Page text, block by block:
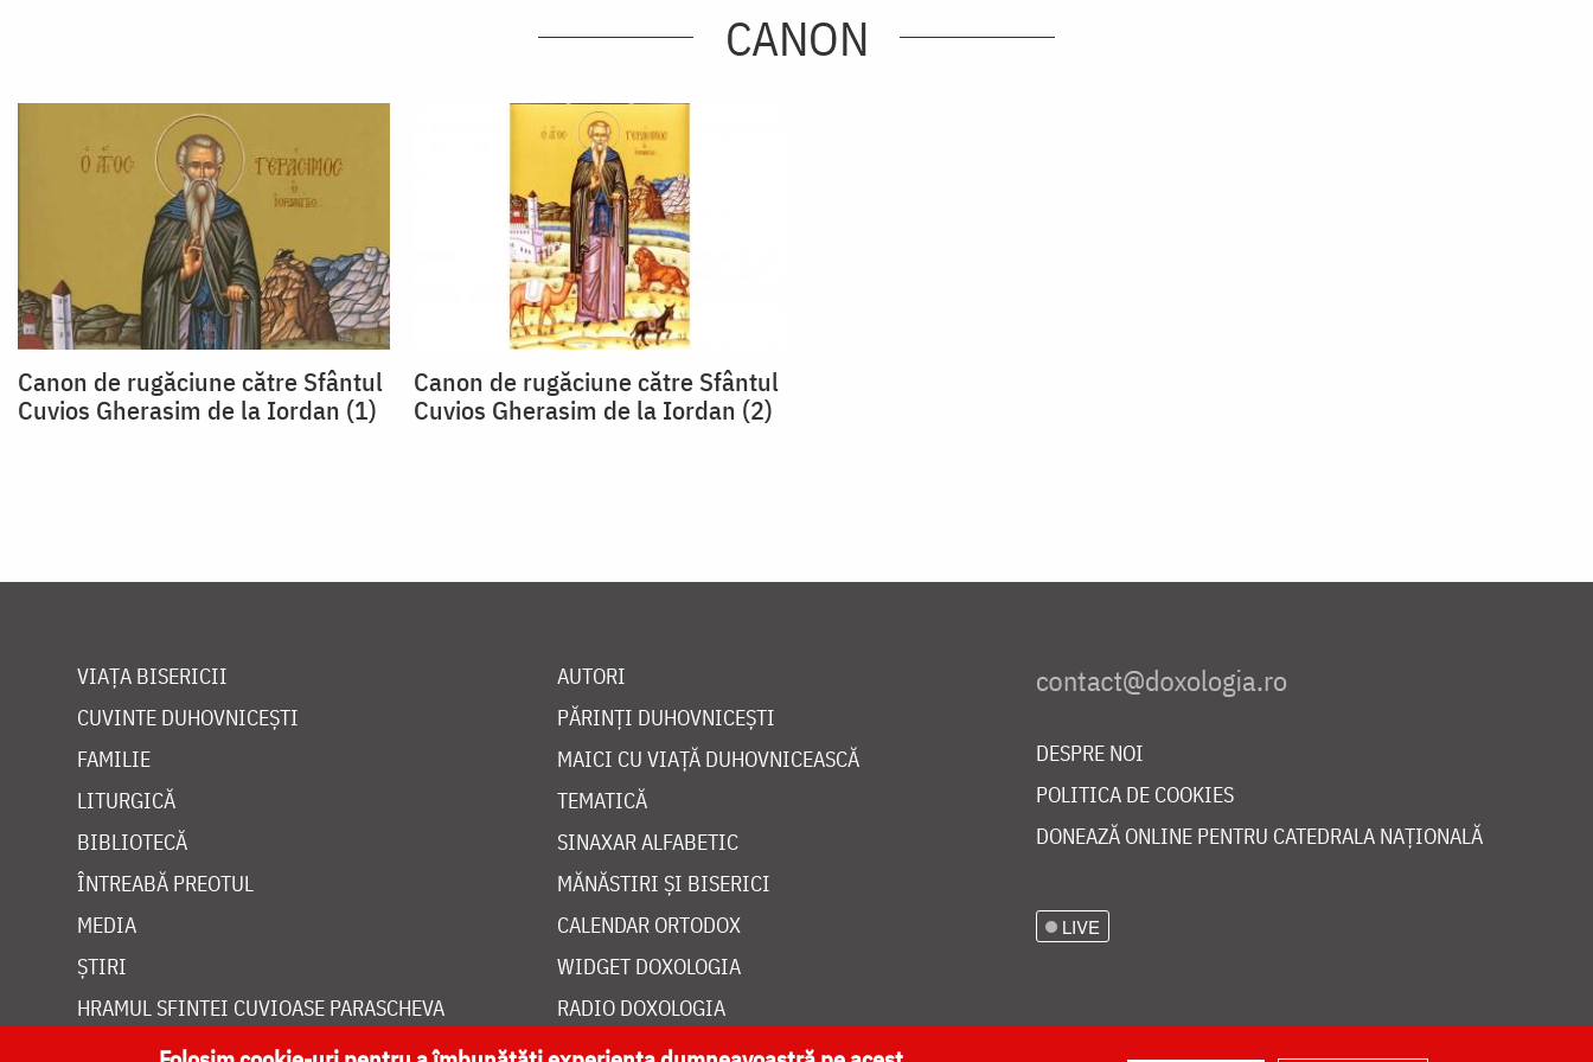
CANON
Canon de rugăciune către Sfântul
Cuvios Gherasim de la Iordan (1)
Canon de rugăciune către Sfântul
Cuvios Gherasim de la Iordan (2)
VIAȚA BISERICII
CUVINTE DUHOVNICEȘTI
FAMILIE
LITURGICĂ
BIBLIOTECĂ
ÎNTREABĂ PREOTUL
MEDIA
ȘTIRI
HRAMUL SFINTEI CUVIOASE PARASCHEVA
AUTORI
PĂRINȚI DUHOVNICEȘTI
MAICI CU VIAȚĂ DUHOVNICEASCĂ
TEMATICĂ
SINAXAR ALFABETIC
MĂNĂSTIRI ȘI BISERICI
CALENDAR ORTODOX
WIDGET DOXOLOGIA
RADIO DOXOLOGIA
DESPRE NOI
POLITICA DE COOKIES
DONEAZĂ ONLINE PENTRU CATEDRALA NAȚIONALĂ
LIVE